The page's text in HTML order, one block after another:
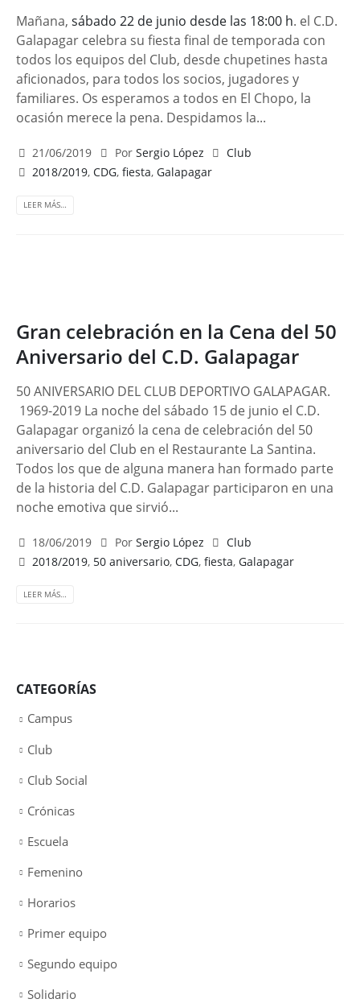
Mañana, sábado 22 de junio desde las 18:00 h. el C.D.
Galapagar celebra su fiesta final de temporada con
todos los equipos del Club, desde chupetines hasta
aficionados, para todos los socios, jugadores y
familiares. Os esperamos a todos en El Chopo, la
ocasión merece la pena. Despidamos la...
21/06/2019 Por Sergio López
Club
2018/2019,CDG,fiesta,Galapagar
LEER MÁS…
Gran celebración en la Cena del 50
Aniversario del C.D. Galapagar
50 ANIVERSARIO DEL CLUB DEPORTIVO GALAPAGAR.
1969-2019 La noche del sábado 15 de junio el C.D.
Galapagar organizó la cena de celebración del 50
aniversario del Club en el Restaurante La Santina.
Todos los que de alguna manera han formado parte
de la historia del C.D. Galapagar participaron en una
noche emotiva que sirvió...
18/06/2019 Por Sergio López
Club
2018/2019, 50 aniversario,CDG,fiesta,Galapagar
LEER MÁS…
CATEGORÍAS
Campus
Club
Club Social
Crónicas
Escuela
Femenino
Horarios
Primer equipo
Segundo equipo
Solidario